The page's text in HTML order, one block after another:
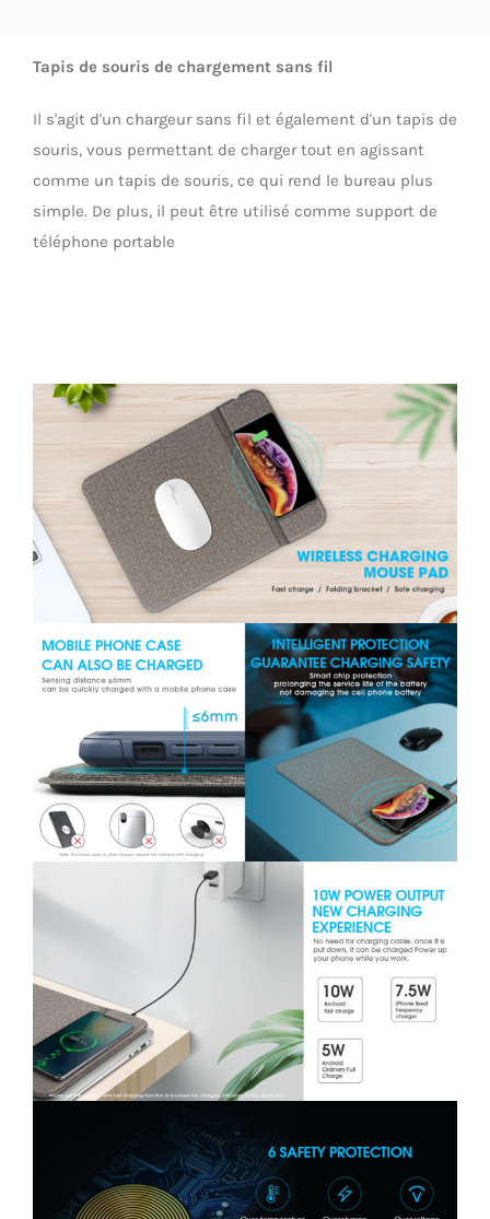
Tapis de souris de chargement sans fil
Il s'agit d'un chargeur sans fil et également d'un tapis de
souris, vous permettant de charger tout en agissant
comme un tapis de souris, ce qui rend le bureau plus
simple. De plus, il peut être utilisé comme support de
téléphone portable